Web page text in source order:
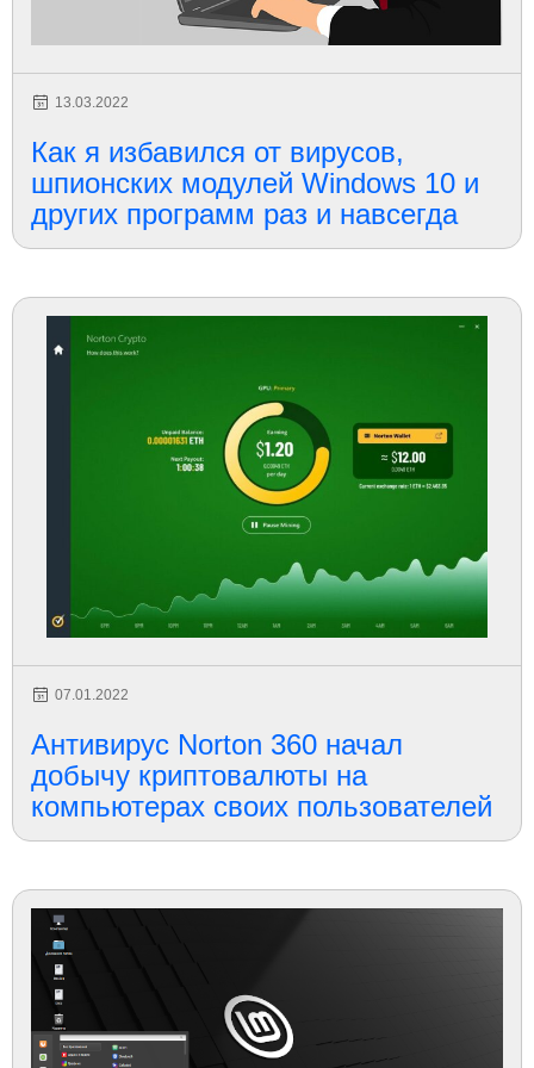
13.03.2022
Как я избавился от вирусов,
шпионских модулей Windows 10 и
других программ раз и навсегда
07.01.2022
Антивирус Norton 360 начал
добычу криптовалюты на
компьютерах своих пользователей